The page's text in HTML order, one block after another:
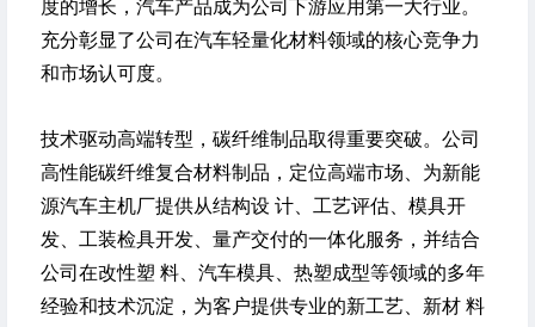
度的增长，汽车产品成为公司下游应用第一大行业。
充分彰显了公司在汽车轻量化材料领域的核心竞争力
和市场认可度。
技术驱动高端转型，碳纤维制品取得重要突破。公司
高性能碳纤维复合材料制品，定位高端市场、为新能
源汽车主机厂提供从结构设 计、工艺评估、模具开
发、工装检具开发、量产交付的一体化服务，并结合
公司在改性塑 料、汽车模具、热塑成型等领域的多年
经验和技术沉淀，为客户提供专业的新工艺、新材 料